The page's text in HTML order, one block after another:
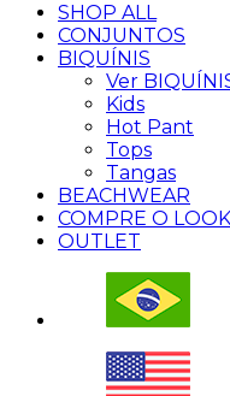
SHOP ALL
CONJUNTOS
BIQUÍNIS
Ver
Kids
Hot Pant
Tops
Tangas
BEACHWEAR
COMPRE O LOOK
OUTLET